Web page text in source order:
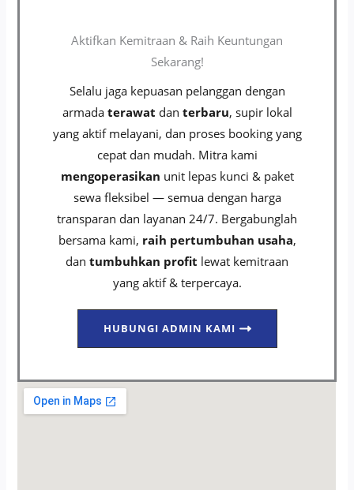
Aktifkan Kemitraan & Raih Keuntungan
Sekarang!
Selalu jaga kepuasan pelanggan dengan
armada terawat dan terbaru, supir lokal
yang aktif melayani, dan proses booking yang
cepat dan mudah. Mitra kami
mengoperasikan unit lepas kunci & paket
sewa fleksibel — semua dengan harga
transparan dan layanan 24/7. Bergabunglah
bersama kami, raih pertumbuhan usaha,
dan tumbuhkan profit lewat kemitraan
yang aktif & terpercaya.
HUBUNGI ADMIN KAMI